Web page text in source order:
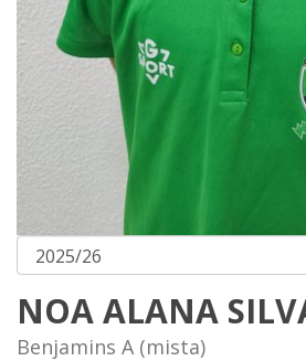
NOA ALANA
Benjamins A (mista)